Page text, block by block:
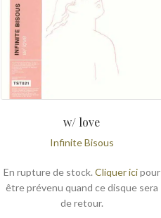
w/ love
Infinite Bisous
En rupture de stock. Cliquer icipour
être prévenu quand ce disque sera
de retour.